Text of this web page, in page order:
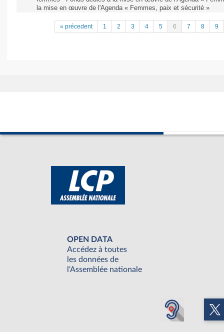
la mise en œuvre de l'Agenda « Femmes, paix et sécurité »
« précedent 1 2 3 4 5 6 7 8 9
OPEN DATA
Accédez à toutes
les données de
l'Assemblée nationale